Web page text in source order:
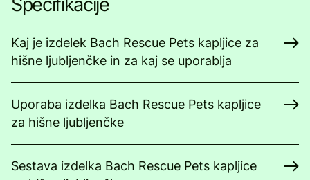
Kaj je izdelek Bach Rescue Pets kapljice za
hišne ljubljenčke in za kaj se uporablja
Uporaba izdelka Bach Rescue Pets kapljice
za hišne ljubljenčke
Sestava izdelka Bach Rescue Pets kapljice